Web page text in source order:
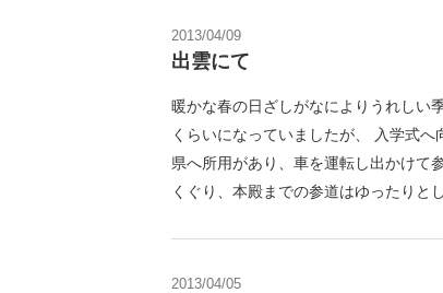
2013/04/09
出雲にて
暖かな春の日ざしがなによりうれしい
くらいになっていましたが、 入学式
県へ所用があり、車を運転し出かけて
くぐり、本殿までの参道はゆったり
2013/04/05